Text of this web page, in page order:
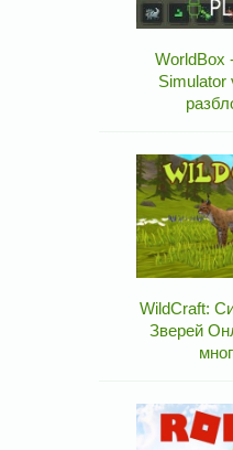
WorldBox
WildCraft:
Зверей